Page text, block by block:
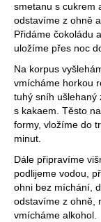
smetanu s cukrem
odstavíme z ohně
Přidáme čokoládu
uložíme přes noc
Na korpus
vmícháme horkou
tuhý sníh ušlehaný
s kakaem. Těsto
formy, vložíme do
minut.
Dále připravíme
podlijeme vodou,
ohni bez míchání,
odstavíme z ohně,
vmícháme alkohol.